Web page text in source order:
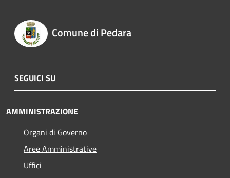
Comune di Pedara
SEGUICI SU
AMMINISTRAZIONE
Organi di Governo
Aree Amministrative
Uffici